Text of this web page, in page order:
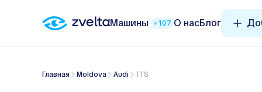
Машины +107 О насБлог
Главная Moldova Audi TTS